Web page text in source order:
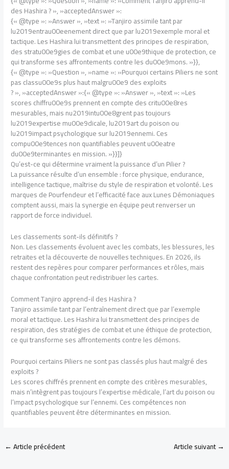
des Hashira ? », »acceptedAnswer »:
{« @type »: »Answer », »text »: »Tanjiro assimile tant par
lu2019entrau00eenement direct que par lu2019exemple moral et
tactique. Les Hashira lui transmettent des principes de respiration,
des stratu00e9gies de combat et une u00e9thique de protection, ce
qui transforme ses affrontements contre les du00e9mons. »}},
{« @type »: »Question », »name »: »Pourquoi certains Piliers ne sont
pas classu00e9s plus haut malgru00e9 des exploits
? », »acceptedAnswer »:{« @type »: »Answer », »text »: »Les
scores chiffru00e9s prennent en compte des critu00e8res
mesurables, mais nu2019intu00e8grent pas toujours
lu2019expertise mu00e9dicale, lu2019art du poison ou
lu2019impact psychologique sur lu2019ennemi. Ces
compu00e9tences non quantifiables peuvent u00eatre
du00e9terminantes en mission. »}}]}
Qu’est-ce qui détermine vraiment la puissance d’un Pilier ?
La puissance résulte d’un ensemble : force physique, endurance,
intelligence tactique, maîtrise du style de respiration et volonté. Les
marques de Pourfendeur et l’efficacité face aux Lunes Démoniaques
comptent aussi, mais la synergie en équipe peut renverser un
rapport de force individuel.
Les classements sont-ils définitifs ?
Non. Les classements évoluent avec les combats, les blessures, les
retraites et la découverte de nouvelles techniques. En 2026, ils
restent des repères pour comparer performances et rôles, mais
chaque confrontation peut redistribuer les cartes.
Comment Tanjiro apprend-il des Hashira ?
Tanjiro assimile tant par l’entraînement direct que par l’exemple
moral et tactique. Les Hashira lui transmettent des principes de
respiration, des stratégies de combat et une éthique de protection,
ce qui transforme ses affrontements contre les démons.
Pourquoi certains Piliers ne sont pas classés plus haut malgré des
exploits ?
Les scores chiffrés prennent en compte des critères mesurables,
mais n’intègrent pas toujours l’expertise médicale, l’art du poison ou
l’impact psychologique sur l’ennemi. Ces compétences non
quantifiables peuvent être déterminantes en mission.
←Article précédent Article suivant→